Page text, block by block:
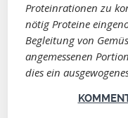
Proteinrationen zu
nötig Proteine
Begleitung von
angemessenen
dies ein